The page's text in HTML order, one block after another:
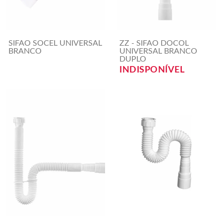
SIFAO SOCEL UNIVERSAL
BRANCO
ZZ - SIFAO DOCOL
UNIVERSAL BRANCO
DUPLO
INDISPONÍVEL